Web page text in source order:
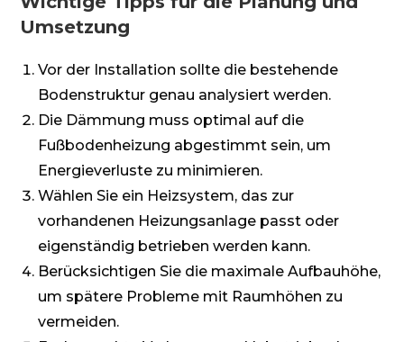
Umsetzung
Vor der Installation sollte die bestehende
Bodenstruktur genau analysiert werden.
Die Dämmung muss optimal auf die
Fußbodenheizung abgestimmt sein, um
Energieverluste zu minimieren.
Wählen Sie ein Heizsystem, das zur
vorhandenen Heizungsanlage passt oder
eigenständig betrieben werden kann.
Berücksichtigen Sie die maximale Aufbauhöhe,
um spätere Probleme mit Raumhöhen zu
vermeiden.